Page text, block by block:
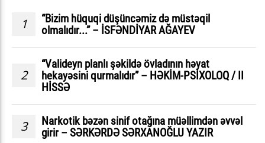
1
“Bizim hüquqi düşüncəmiz də müstəqil
olmalıdır...” – İSFƏNDİYAR AĞAYEV
2
“Valideyn planlı şəkildə övladının həyat
hekayəsini qurmalıdır” – HƏKİM-PSİXOLOQ / II
HİSSƏ
3
Narkotik bəzən sinif otağına müəllimdən əvvəl
girir – SƏRKƏRDƏ SƏRXANOĞLU YAZIR